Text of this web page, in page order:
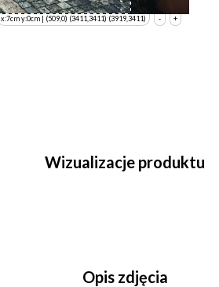
+
-
x:7cm y:0cm | (509,0) (3411,3411) (3919,3411)
Wizualizacje produktu
Opis zdjęcia